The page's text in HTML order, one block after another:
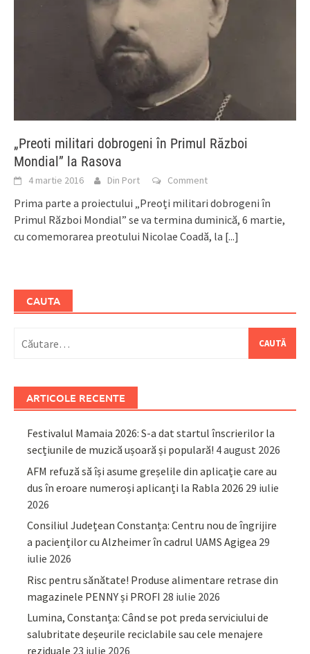
„Preoti militari dobrogeni în Primul Război
Mondial” la Rasova
4 martie 2016 Din Port Comment
Prima parte a proiectului „Preoți militari dobrogeni în
Primul Război Mondial” se va termina duminică, 6 martie,
cu comemorarea preotului Nicolae Coadă, la [...]
CAUTA
după:
ARTICOLE RECENTE
Festivalul Mamaia 2026: S-a dat startul înscrierilor la
secțiunile de muzică ușoară și populară! 4 august 2026
AFM refuză să își asume greșelile din aplicație care au
dus în eroare numeroși aplicanți la Rabla 2026 29 iulie
2026
Consiliul Județean Constanța: Centru nou de îngrijire
a pacienților cu Alzheimer în cadrul UAMS Agigea 29
iulie 2026
Risc pentru sănătate! Produse alimentare retrase din
magazinele PENNY și PROFI 28 iulie 2026
Lumina, Constanța: Când se pot preda serviciului de
salubritate deșeurile reciclabile sau cele menajere
reziduale 23 iulie 2026